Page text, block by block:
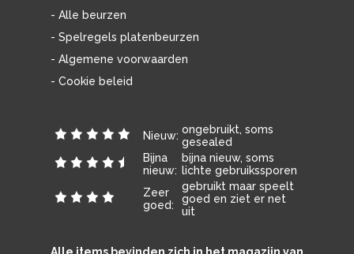
- Alle beurzen
- Spelregels platenbeurzen
- Algemene voorwaarden
- Cookie beleid
Nieuw: ongebruikt, soms
gesealed
Bijna
nieuw:
bijna nieuw, soms
lichte gebruikssporen
Zeer
goed:
gebruikt maar speelt
goed en ziet er net
uit